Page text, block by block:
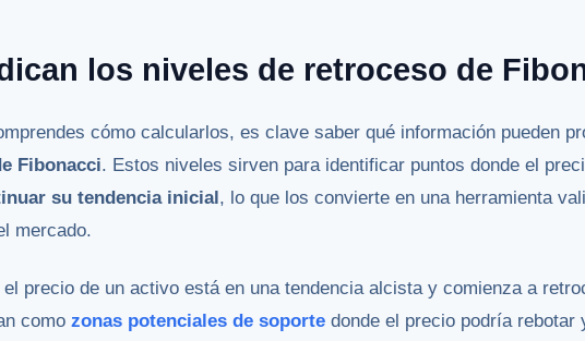
los niveles de retroceso de
cómo calcularlos, es clave saber qué información pueden
Fibonacci. Estos niveles sirven para identificar puntos donde el
su tendencia inicial , lo que los convierte en una herramienta
mercado.
el precio de un activo está en una tendencia alcista y comienza a
como zonas potenciales de soporte donde el precio podría rebotar